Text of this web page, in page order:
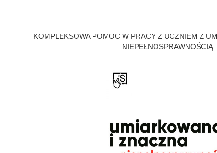
KOMPLEKSOWA POMOC W PRACY Z UCZNIEM Z
NIEPEŁNOSPRAWNOŚCIĄ